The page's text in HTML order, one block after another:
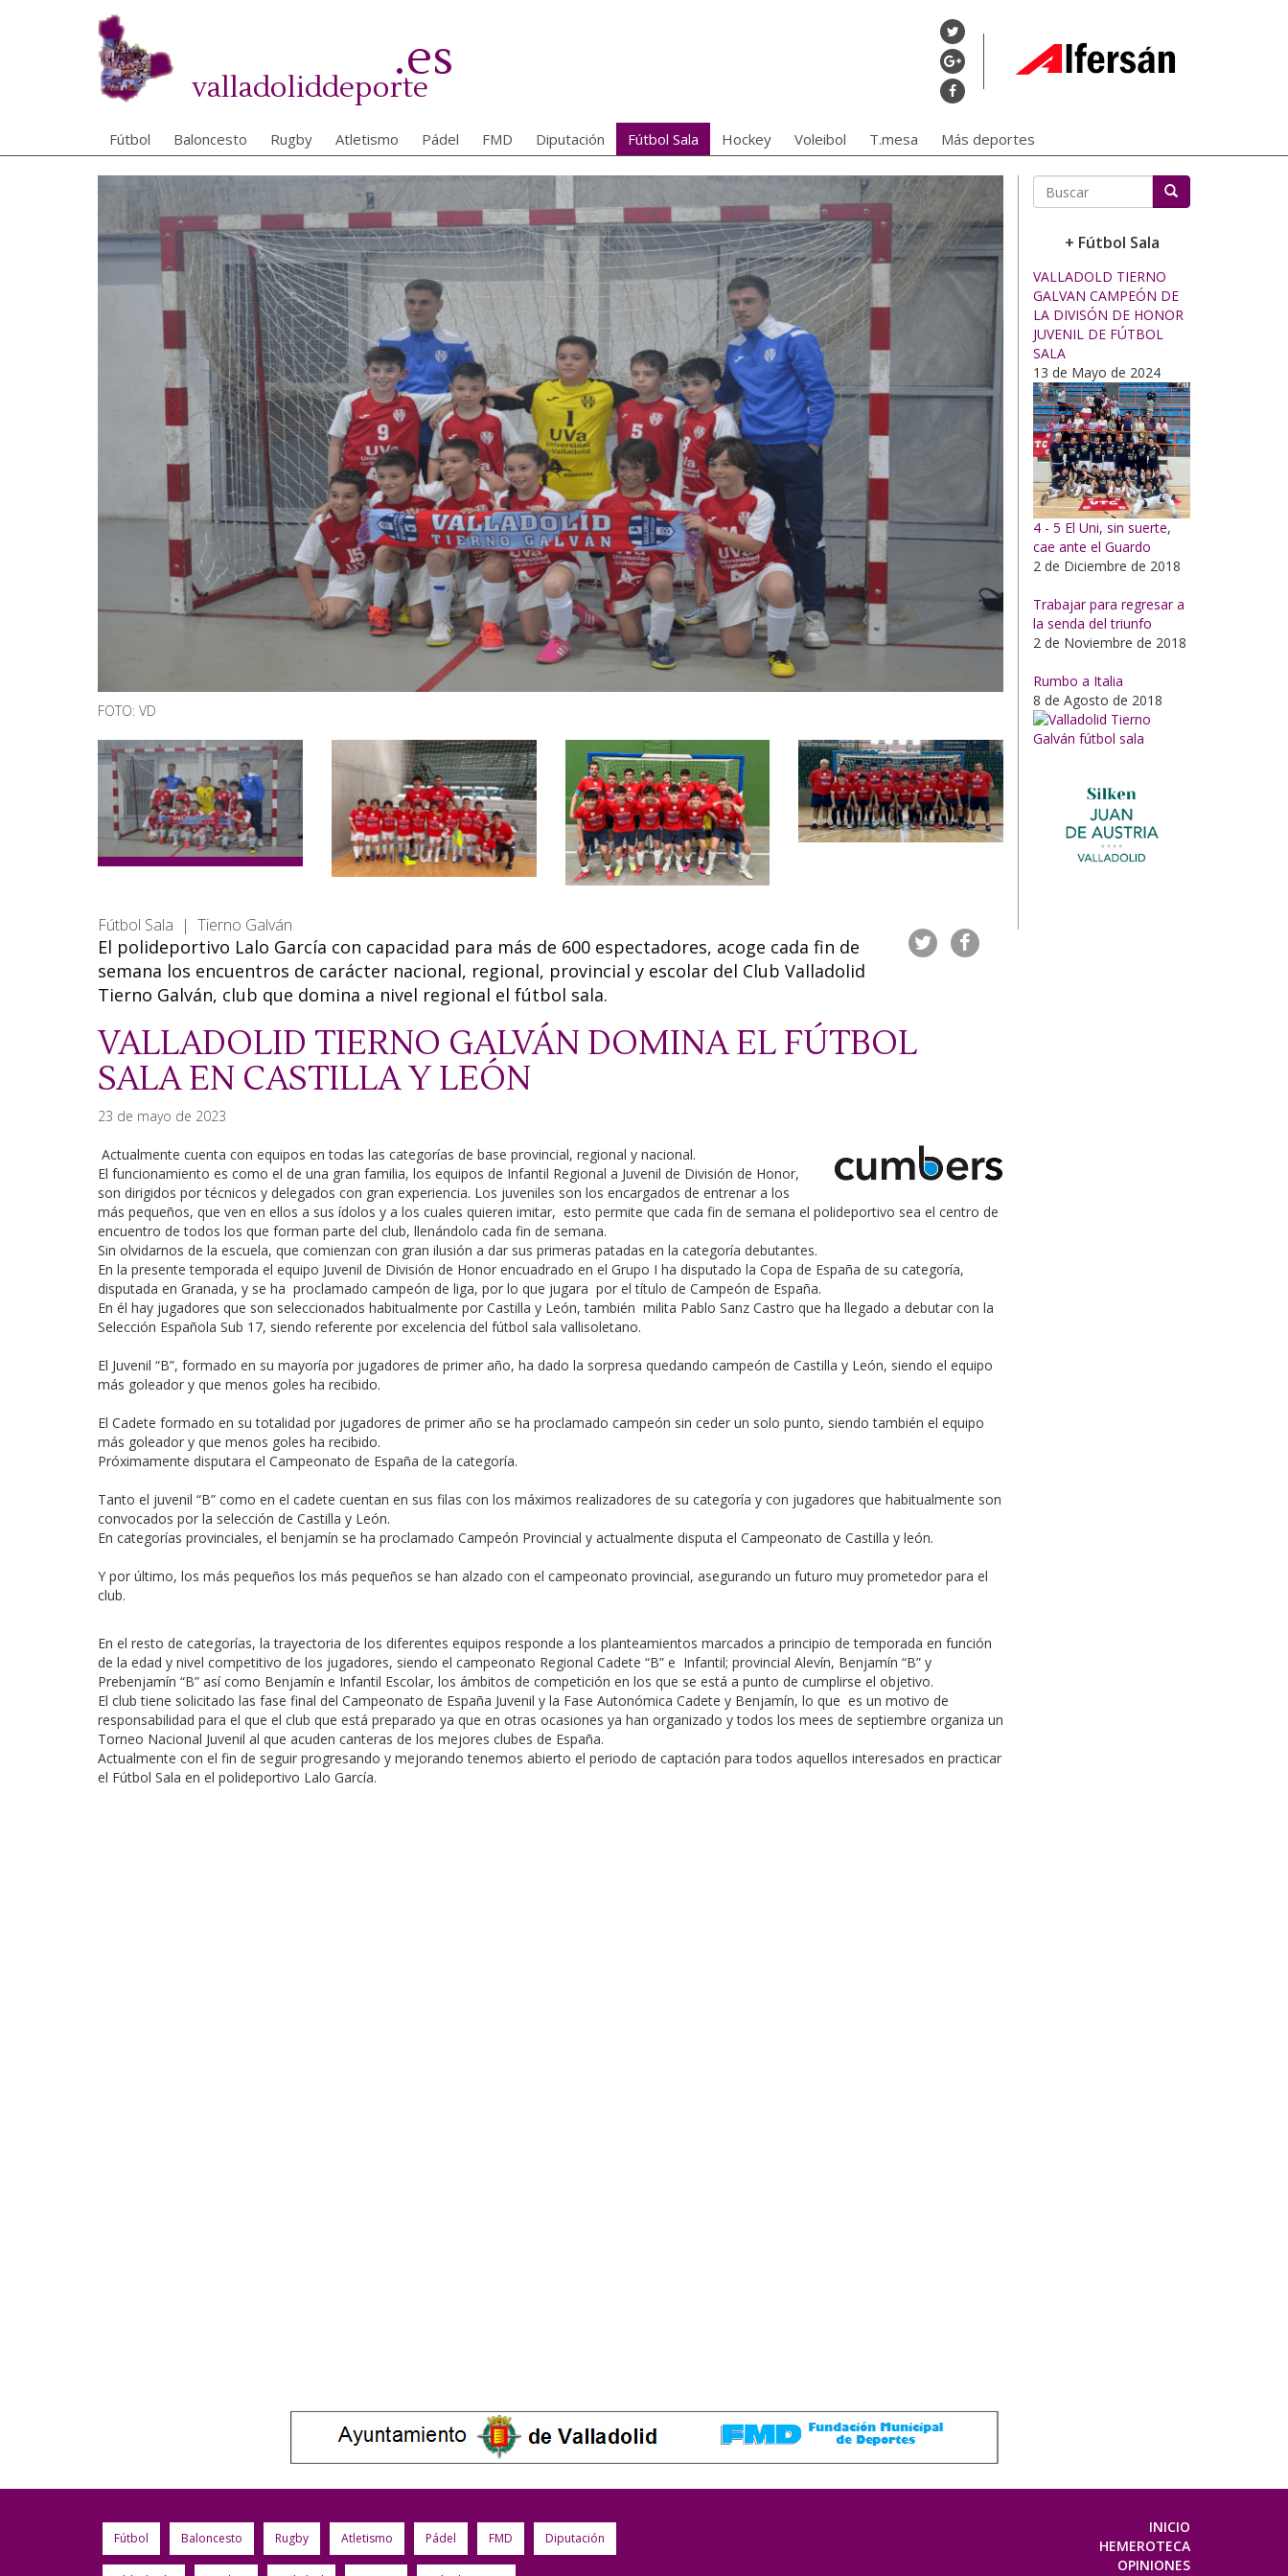
valladoliddeporte
.es
Fútbol Baloncesto Rugby Atletismo Pádel FMD Diputación Fútbol Sala Hockey Voleibol T.mesa Más deportes
FOTO: VD
Fútbol Sala | Tierno Galván
El polideportivo Lalo García con capacidad para más de 600 espectadores, acoge cada fin de
semana los encuentros de carácter nacional, regional, provincial y escolar del Club Valladolid
Tierno Galván, club que domina a nivel regional el fútbol sala.
VALLADOLID TIERNO GALVÁN DOMINA EL FÚTBOL
SALA EN CASTILLA Y LEÓN
23 de mayo de 2023
Actualmente cuenta con equipos en todas las categorías de base provincial, regional y nacional.
El funcionamiento es como el de una gran familia, los equipos de Infantil Regional a Juvenil de División de Honor,
son dirigidos por técnicos y delegados con gran experiencia. Los juveniles son los encargados de entrenar a los
más pequeños, que ven en ellos a sus ídolos y a los cuales quieren imitar, esto permite que cada fin de semana el polideportivo sea el centro de
encuentro de todos los que forman parte del club, llenándolo cada fin de semana.
Sin olvidarnos de la escuela, que comienzan con gran ilusión a dar sus primeras patadas en la categoría debutantes.
En la presente temporada el equipo Juvenil de División de Honor encuadrado en el Grupo I ha disputado la Copa de España de su categoría,
disputada en Granada, y se ha proclamado campeón de liga, por lo que jugara por el título de Campeón de España.
En él hay jugadores que son seleccionados habitualmente por Castilla y León, también milita Pablo Sanz Castro que ha llegado a debutar con la
Selección Española Sub 17, siendo referente por excelencia del fútbol sala vallisoletano.
El Juvenil “B”, formado en su mayoría por jugadores de primer año, ha dado la sorpresa quedando campeón de Castilla y León, siendo el equipo
más goleador y que menos goles ha recibido.
El Cadete formado en su totalidad por jugadores de primer año se ha proclamado campeón sin ceder un solo punto, siendo también el equipo
más goleador y que menos goles ha recibido.
Próximamente disputara el Campeonato de España de la categoría.
Tanto el juvenil “B” como en el cadete cuentan en sus filas con los máximos realizadores de su categoría y con jugadores que habitualmente son
convocados por la selección de Castilla y León.
En categorías provinciales, el benjamín se ha proclamado Campeón Provincial y actualmente disputa el Campeonato de Castilla y león.
Y por último, los más pequeños los más pequeños se han alzado con el campeonato provincial, asegurando un futuro muy prometedor para el
club.
En el resto de categorías, la trayectoria de los diferentes equipos responde a los planteamientos marcados a principio de temporada en función
de la edad y nivel competitivo de los jugadores, siendo el campeonato Regional Cadete “B” e Infantil; provincial Alevín, Benjamín “B” y
Prebenjamín “B” así como Benjamín e Infantil Escolar, los ámbitos de competición en los que se está a punto de cumplirse el objetivo.
El club tiene solicitado las fase final del Campeonato de España Juvenil y la Fase Autonómica Cadete y Benjamín, lo que es un motivo de
responsabilidad para el que el club que está preparado ya que en otras ocasiones ya han organizado y todos los mees de septiembre organiza un
Torneo Nacional Juvenil al que acuden canteras de los mejores clubes de España.
Actualmente con el fin de seguir progresando y mejorando tenemos abierto el periodo de captación para todos aquellos interesados en practicar
el Fútbol Sala en el polideportivo Lalo García.
+ Fútbol Sala
VALLADOLD TIERNO
GALVAN CAMPEÓN DE
LA DIVISÓN DE HONOR
JUVENIL DE FÚTBOL
SALA
13 de Mayo de 2024
4 - 5 El Uni, sin suerte,
cae ante el Guardo
2 de Diciembre de 2018
Trabajar para regresar a
la senda del triunfo
2 de Noviembre de 2018
Rumbo a Italia
8 de Agosto de 2018
Fútbol Baloncesto Rugby Atletismo Pádel FMD Diputación
INICIO
HEMEROTECA
OPINIONES